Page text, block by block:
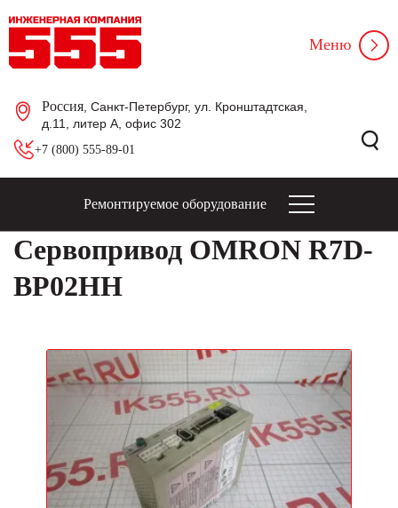
Россия , Санкт-Петербург, ул. Кронштадтская,
д.11, литер А, офис 302
+7 (800) 555-89-01
Меню
Ремонтируемое оборудование
Сервопривод OMRON R7D-
BP02HH